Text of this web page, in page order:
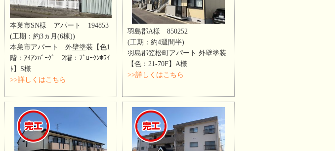
本巣市SN様 アパート 194853
(工期：約3ヵ月(6棟))
本巣市アパート 外壁塗装【色1
階：ｱｲｱﾝﾊﾞｰｸﾞ 2階：ﾌﾞﾛｰｸﾝﾎﾜｲ
ﾄ】S様
>>詳しくはこちら
羽島郡A様 850252
(工期：約4週間半)
羽島郡笠松町アパート 外壁塗装
【色：21-70F】A様
>>詳しくはこちら